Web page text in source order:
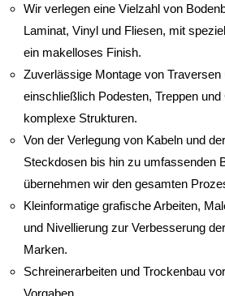
Wir verlegen eine Vielzahl von
Laminat, Vinyl und Fliesen, mit
ein makelloses Finish.
Zuverlässige Montage von Traversen
einschließlich Podesten, Treppen und
komplexe Strukturen.
Von der Verlegung von Kabeln und
Steckdosen bis hin zu umfassenden
übernehmen wir den gesamten
Kleinformatige grafische Arbeiten,
und Nivellierung zur Verbesserung
Marken.
Schreinerarbeiten und Trockenbau
Vorgaben.